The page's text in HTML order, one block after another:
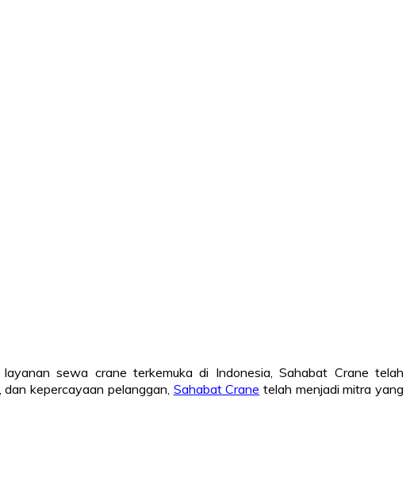
sewa crane terkemuka di Indonesia, Sahabat Crane telah
kepercayaan pelanggan, Sahabat Crane telah menjadi mitra yang